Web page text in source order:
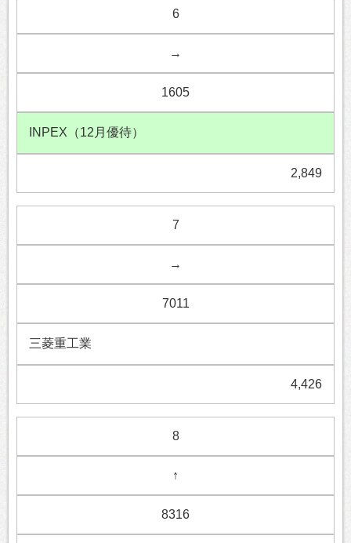
6
→
1605
INPEX（12月優待）
2,849
7
→
7011
三菱重工業
4,426
8
↑
8316